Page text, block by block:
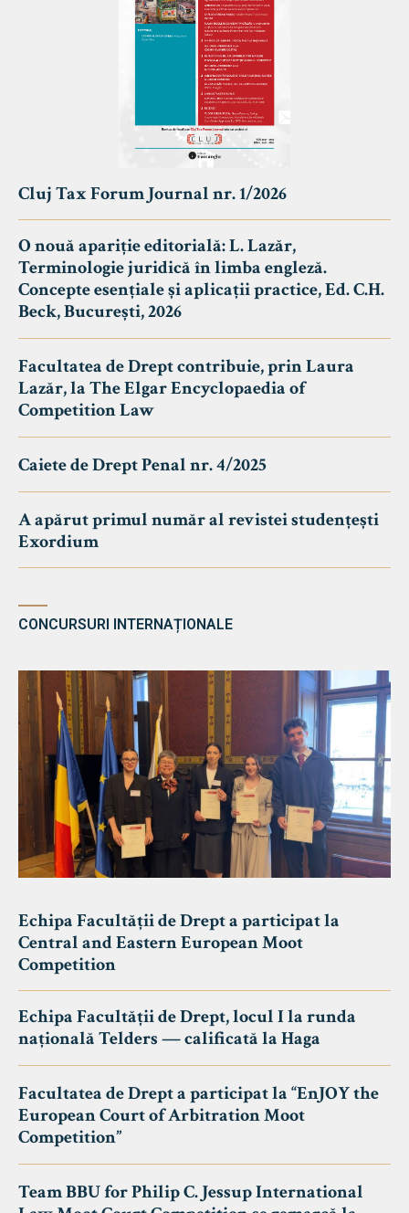
Cluj Tax Forum Journal nr. 1/2026
O nouă apariție editorială: L. Lazăr,
Terminologie juridică în limba engleză.
Concepte esențiale și aplicații practice, Ed. C.H.
Beck, București, 2026
Facultatea de Drept contribuie, prin Laura
Lazăr, la The Elgar Encyclopaedia of
Competition Law
Caiete de Drept Penal nr. 4/2025
A apărut primul număr al revistei studențești
Exordium
CONCURSURI INTERNAȚIONALE
Echipa Facultății de Drept a participat la
Central and Eastern European Moot
Competition
Echipa Facultății de Drept, locul I la runda
națională Telders — calificată la Haga
Facultatea de Drept a participat la “EnJOY the
European Court of Arbitration Moot
Competition”
Team BBU for Philip C. Jessup International